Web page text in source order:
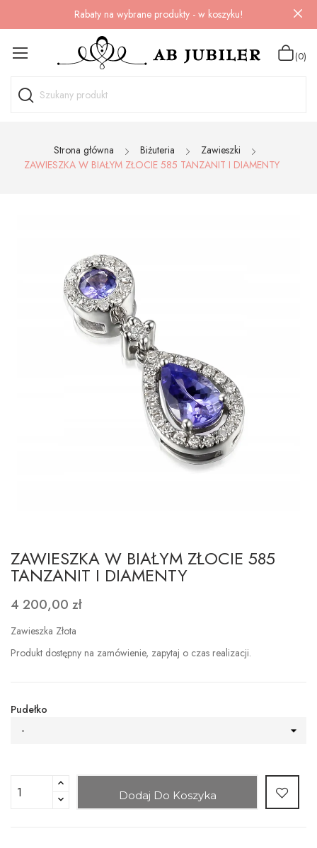
Rabaty na wybrane produkty - w koszyku!
(0)
Strona główna Biżuteria
Zawieszki
ZAWIESZKA W BIAŁYM ZŁOCIE 585 TANZANIT I DIAMENTY
ZAWIESZKA W BIAŁYM ZŁOCIE 585
TANZANIT I DIAMENTY
4 200,00 zł
Zawieszka Złota
Produkt dostępny na zamówienie, zapytaj o czas realizacji.
Pudełko
-
Dodaj Do Koszyka